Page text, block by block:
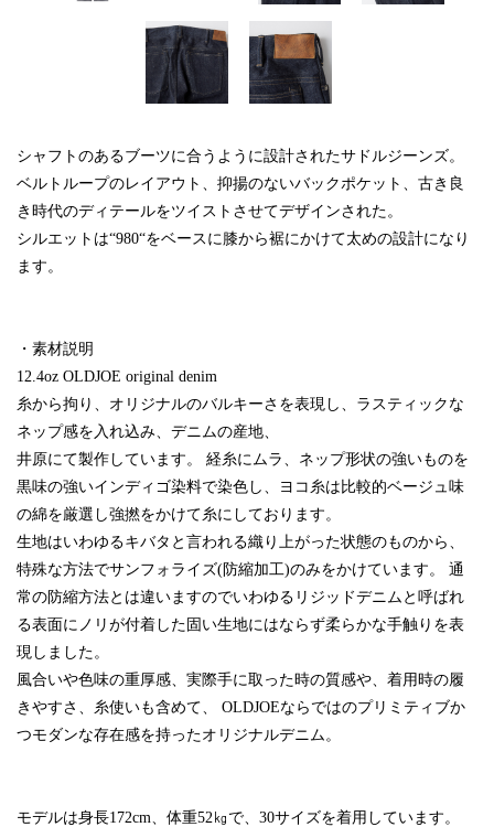
シャフトのあるブーツに合うように設計されたサドルジーンズ。
ベルトループのレイアウト、抑揚のないバックポケット、古き良
き時代のディテールをツイストさせてデザインされた。
シルエットは“980“をベースに膝から裾にかけて太めの設計になり
ます。
・素材説明
12.4oz OLDJOE original denim
糸から拘り、オリジナルのバルキーさを表現し、ラスティックな
ネップ感を入れ込み、デニムの産地、
井原にて製作しています。 経糸にムラ、ネップ形状の強いものを
黒味の強いインディゴ染料で染色し、ヨコ糸は比較的ベージュ味
の綿を厳選し強撚をかけて糸にしております。
生地はいわゆるキバタと言われる織り上がった状態のものから、
特殊な方法でサンフォライズ(防縮加工)のみをかけています。 通
常の防縮方法とは違いますのでいわゆるリジッドデニムと呼ばれ
る表面にノリが付着した固い生地にはならず柔らかな手触りを表
現しました。
風合いや色味の重厚感、実際手に取った時の質感や、着用時の履
きやすさ、糸使いも含めて、 OLDJOEならではのプリミティブか
つモダンな存在感を持ったオリジナルデニム。
モデルは身長172cm、体重52㎏で、30サイズを着用しています。